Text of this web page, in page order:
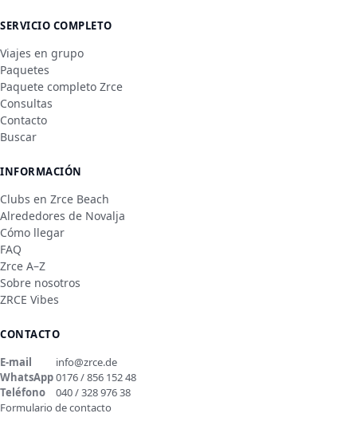
SERVICIO COMPLETO
Viajes en grupo
Paquetes
Paquete completo Zrce
Consultas
Contacto
Buscar
INFORMACIÓN
Clubs en Zrce Beach
Alrededores de Novalja
Cómo llegar
FAQ
Zrce A–Z
Sobre nosotros
ZRCE Vibes
CONTACTO
E-mail
info@zrce.de
WhatsApp0176 / 856 152 48
Teléfono
040 / 328 976 38
Formulario de contacto